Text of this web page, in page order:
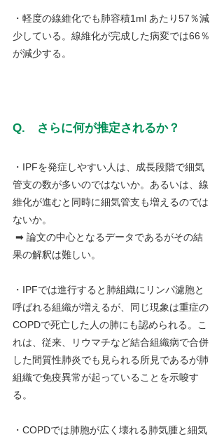
・軽度の線維化でも肺容積1ml あたり57％減
少している。線維化が完成した病変では66％
が減少する。
Q.　さらに何が推定されるか？
・IPFを発症しやすい人は、成長段階で細気
管支の数が多いのではないか。あるいは、線
維化が進むと同時に細気管支も増えるのでは
ないか。
果の解釈は難しい。
・IPFでは進行すると肺組織にリンパ濾胞と
呼ばれる組織が増えるが、同じ現象は重症の
COPDで死亡した人の肺にも認められる。こ
れは、従来、リウマチなど結合組織病で合併
した間質性肺炎でも見られる所見であるが肺
組織で免疫異常が起っていることを示唆す
る。
・COPDでは肺胞が広く壊れる肺気腫と細気